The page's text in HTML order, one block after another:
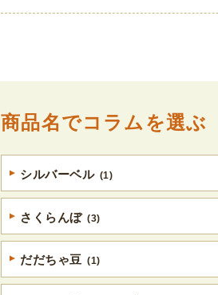
商品名でコラムを選ぶ
シルバーベル (1)
さくらんぼ (3)
だだちゃ豆 (1)